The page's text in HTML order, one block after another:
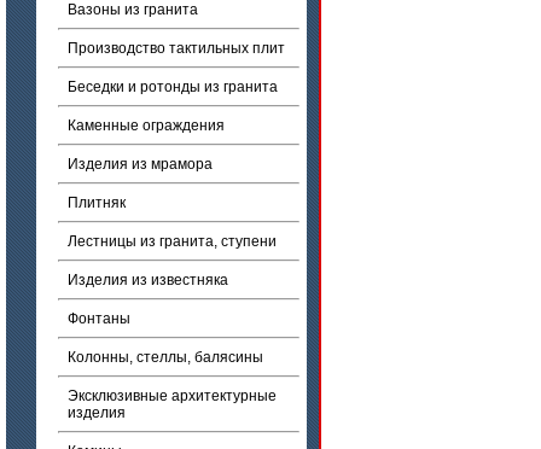
Вазоны из гранита
Производство тактильных плит
Беседки и ротонды из гранита
Каменные ограждения
Изделия из мрамора
Плитняк
Лестницы из гранита, ступени
Изделия из известняка
Фонтаны
Колонны, стеллы, балясины
Эксклюзивные архитектурные
изделия